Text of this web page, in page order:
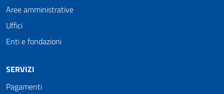
Aree amministrative
Uffici
Enti e fondazioni
SERVIZI
Pagamenti